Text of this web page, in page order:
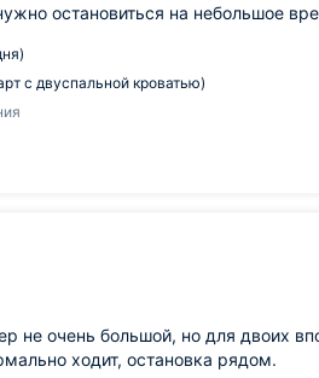
остановиться на небольшое
с двуспальной кроватью)
не очень большой, но для двоих
ходит, остановка рядом.